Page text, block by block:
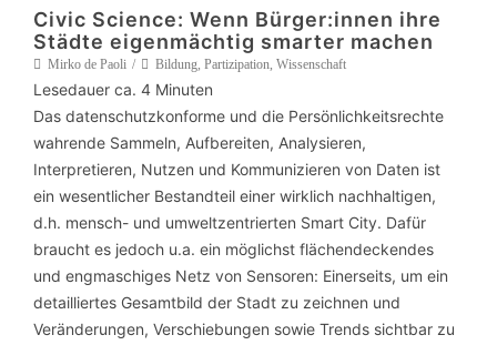
Civic Science: Wenn Bürger:innen ihre
Städte eigenmächtig smarter machen
Mirko de Paoli Bildung, Partizipation, Wissenschaft
Lesedauer ca. 4 Minuten
Das datenschutzkonforme und die Persönlichkeitsrechte
wahrende Sammeln, Aufbereiten, Analysieren,
Interpretieren, Nutzen und Kommunizieren von Daten ist
ein wesentlicher Bestandteil einer wirklich nachhaltigen,
d.h. mensch- und umweltzentrierten Smart City. Dafür
braucht es jedoch u.a. ein möglichst flächendeckendes
und engmaschiges Netz von Sensoren: Einerseits, um ein
detailliertes Gesamtbild der Stadt zu zeichnen und
Veränderungen, Verschiebungen sowie Trends sichtbar zu